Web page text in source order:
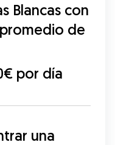
Blancas con
de
por día
una